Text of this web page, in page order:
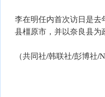
李在明任内首次访日是
县橿原市，并以奈良县为
（共同社/韩联社/彭博社/